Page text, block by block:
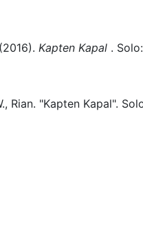
(2016). Kapten Kapal . Solo:
Rian. "Kapten Kapal".